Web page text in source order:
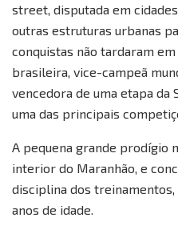
street, disputada em
outras estruturas urbanas
conquistas não tardaram
brasileira, vice-campeã
vencedora de uma etapa da
uma das principais
A pequena grande prodígio
interior do Maranhão, e
disciplina dos treinamentos,
anos de idade.